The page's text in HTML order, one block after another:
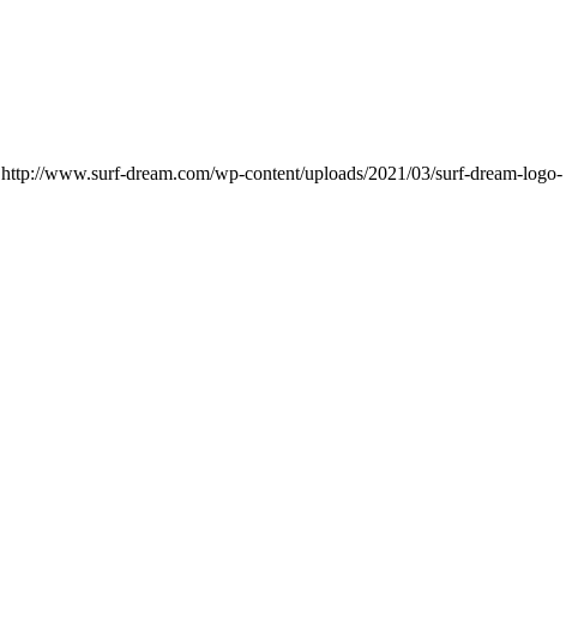
http://www.surf-dream.com/wp-content/uploads/2021/03/surf-dream-logo-